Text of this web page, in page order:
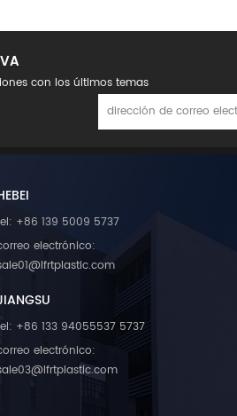
con los últimos temas
+86 139 5009 5737
electrónico:
+86 133 94055537 5737
electrónico: